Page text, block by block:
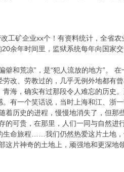
工矿企业xx个！有资料统计，全省
余年时间里，监狱系统每年向国家
僻和荒凉”，是“犯人流放的地方”。
改、劳教过的，几乎无例外地都有
海，确实有过那段令人难忘的历史
有一个笑话说，当时上海和江、浙
历史的进程，慢慢地消失了，但那
可贵，在那里，人们一同与自然进
命旅程……我们仍然热爱这片土地
这片神奇的土地上，顽强地和更深地